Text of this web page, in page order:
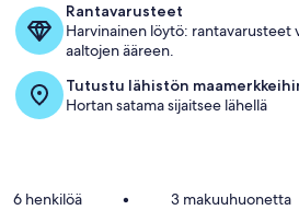
Rantavarusteet
Harvinainen löytö: rantavarusteet
aaltojen ääreen.
Tutustu lähistön
Hortan satama sijaitsee lähellä
6 henkilöä • 3 makuuhuonetta